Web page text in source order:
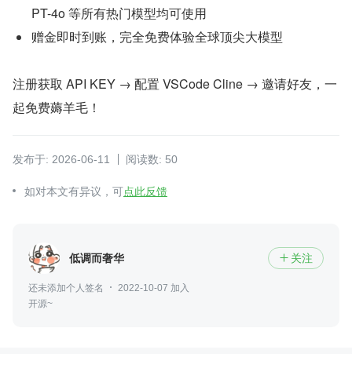
PT-4o 等所有热门模型均可使用
赠金即时到账，完全免费体验全球顶尖大模型
注册获取 API KEY → 配置 VSCode Cline → 邀请好友，一
起免费薅羊毛！
发布于: 2026-06-11 阅读数: 50
如对本文有异议，可点此反馈
低调而奢华  关注
还未添加个人签名
2022-10-07 加入
开源~